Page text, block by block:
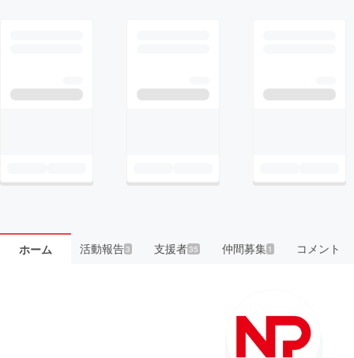
ホーム 活動報告3 支援者35 仲間募集 1 コメント